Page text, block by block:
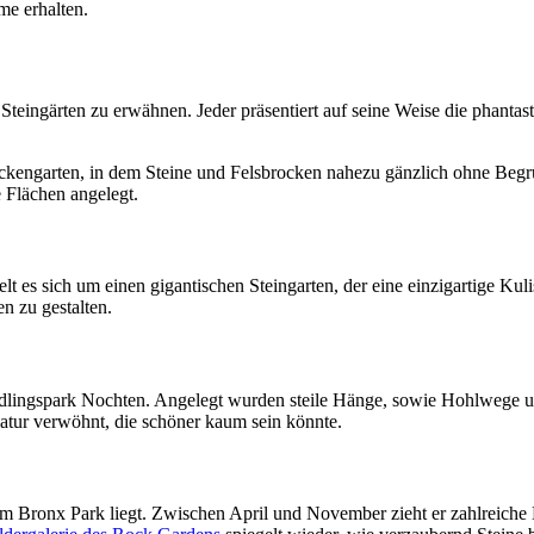
erhalten.
zu erwähnen. Jeder präsentiert auf seine Weise die
in dem Steine und Felsbrocken nahezu gänzlich ohne
angelegt.
sich um einen gigantischen Steingarten, der eine einzigartige
zu gestalten.
Nochten. Angelegt wurden steile Hänge, sowie Hohlwege
verwöhnt, die schöner kaum sein könnte.
Bronx Park liegt. Zwischen April und November zieht er